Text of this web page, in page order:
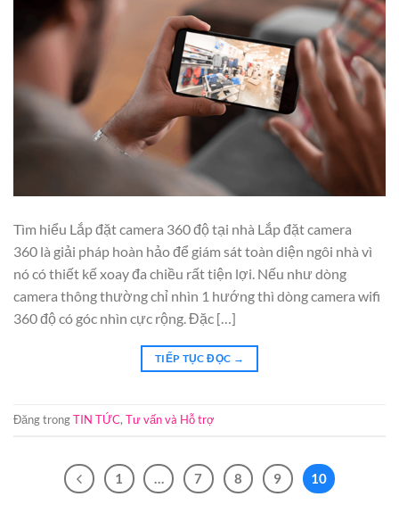
Tìm hiểu Lắp đặt camera 360 độ tại nhà Lắp đặt camera
360 là giải pháp hoàn hảo để giám sát toàn diện ngôi nhà vì
nó có thiết kế xoay đa chiều rất tiện lợi. Nếu như dòng
camera thông thường chỉ nhìn 1 hướng thì dòng camera wifi
360 độ có góc nhìn cực rộng. Đặc […]
TIẾP TỤC ĐỌC →
Đăng trongTIN TỨC, Tư vấn và Hỗ trợ
1 … 7 8 9 10